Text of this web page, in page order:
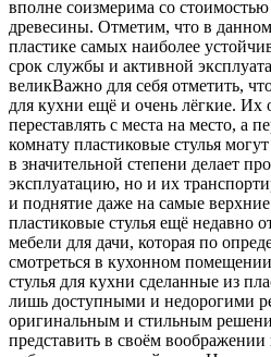
вполне соизмерима со стоимостью
древесины. Отметим, что в данном
пластике самых наиболее
срок службы и активной
великВажно для себя отметить,
для кухни ещё и очень лёгкие. Их
переставлять с места на место, а
комнату пластиковые стулья
в значительной степени делает
эксплуатацию, но и их
и поднятие даже на самые
пластиковые стулья ещё недавно
мебели для дачи, которая по
смотреться в кухонном
стулья для кухни сделанные из
лишь доступными и недорогими
оригинальным и стильным
представить в своём воображении